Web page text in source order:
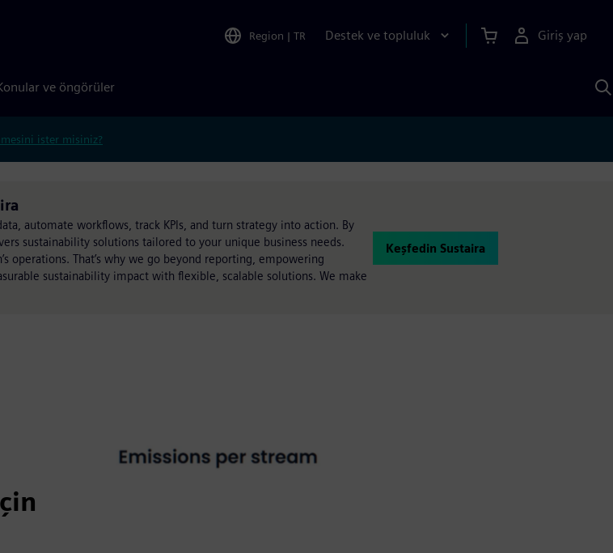
Region | TR Destek ve topluluk Giriş yap
ve öngörüler
ister misiniz?
automate workflows, track KPIs, and turn strategy into action. By
sustainability solutions tailored to your unique business needs.
operations. That’s why we go beyond reporting, empowering
sustainability impact with flexible, scalable solutions. We make
Keşfedin Sustaira